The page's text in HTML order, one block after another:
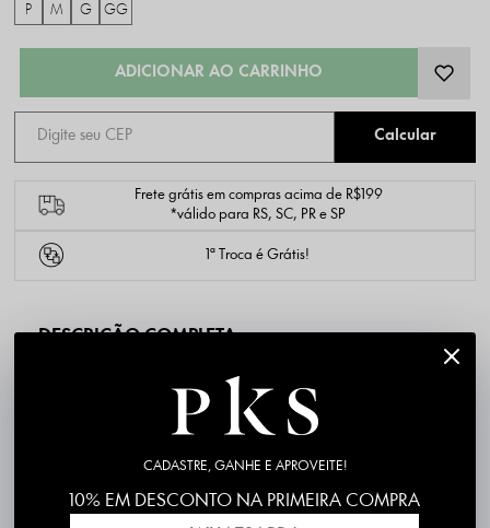
P M G GG
Frete grátis em compras acima de R$199
*válido para RS, SC, PR e SP
1ª Troca é Grátis!
DESCRIÇÃO COMPLETA
Código identificador (SKU): PK7095-2
Material: Malha alfaiataria crepada
Composição: 95% Poliéster 5% Elastano
Cor/Estampa: Preto
Modelagem: Alfaiataria
Produzido e entregue por PKS
CADASTRE, GANHE E APROVEITE!
10% EM DESCONTO NA PRIMEIRA COMPRA